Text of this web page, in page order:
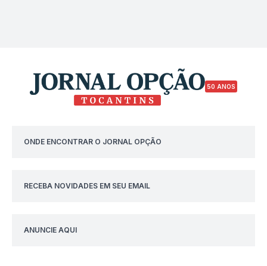
50 ANOS
ONDE ENCONTRAR O JORNAL OPÇÃO
RECEBA NOVIDADES EM SEU EMAIL
ANUNCIE AQUI